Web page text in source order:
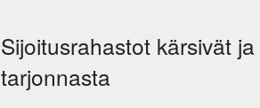
Sijoitusrahastot kärsivät
tarjonnasta